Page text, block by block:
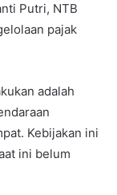
Putri, NTB
pajak
adalah
Kebijakan ini
ini belum